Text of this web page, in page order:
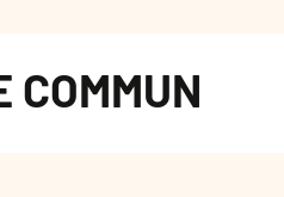
COMMUN